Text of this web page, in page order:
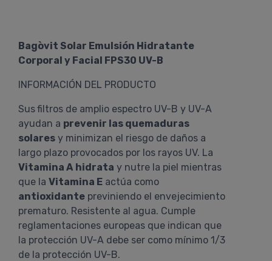
Bagòvit Solar Emulsión Hidratante
Corporal y Facial FPS30 UV-B
INFORMACIÓN DEL PRODUCTO
Susfiltros de amplio espectro UV-B y UV-A
ayudan a prevenir las quemaduras
solares y minimizan el riesgo de daños a
largo plazo provocados por los rayos UV. La
Vitamina A hidrata y nutre la piel mientras
que la Vitamina E actúa como
antioxidante previniendo el envejecimiento
prematuro. Resistente al agua. Cumple
reglamentaciones europeas que indican que
la protección UV-A debe ser como mínimo 1/3
de la protección UV-B.